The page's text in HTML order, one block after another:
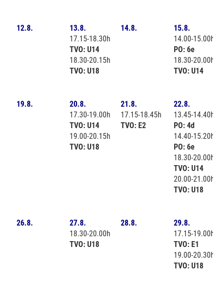
12.8.
13.8.
17.15-18.30h
TVO: U14
18.30-20.15h
TVO: U18
14.8.
15.8.
14.00-15.00h
PO: 6e
18.30-20.00h
TVO: U14
19.8.
20.8.
17.30-19.00h
TVO: U14
19.00-20.15h
TVO: U18
21.8.
17.15-18.45h
TVO: E2
22.8.
13.45-14.40h
PO: 4d
14.40-15.20h
PO: 6e
18.30-20.00h
TVO: U14
20.00-21.00h
TVO: U18
26.8.
27.8.
18.30-20.00h
TVO: U18
28.8.
29.8.
17.15-19.00h
TVO: E1
19.00-20.30h
TVO: U18